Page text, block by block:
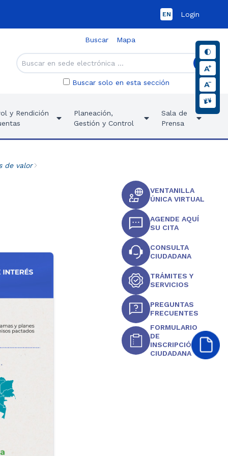
EN Login
Buscar Mapa
Buscar solo en esta sección
y Rendición
Planeación,
Gestión y Control
Sala de
Prensa
de valor
VENTANILLA
ÚNICA VIRTUAL
AGENDE AQUÍ
SU CITA
CONSULTA
CIUDADANA
TRÁMITES Y
SERVICIOS
PREGUNTAS
FRECUENTES
FORMULARIO
DE
INSCRIPCIÓN
CIUDADANA